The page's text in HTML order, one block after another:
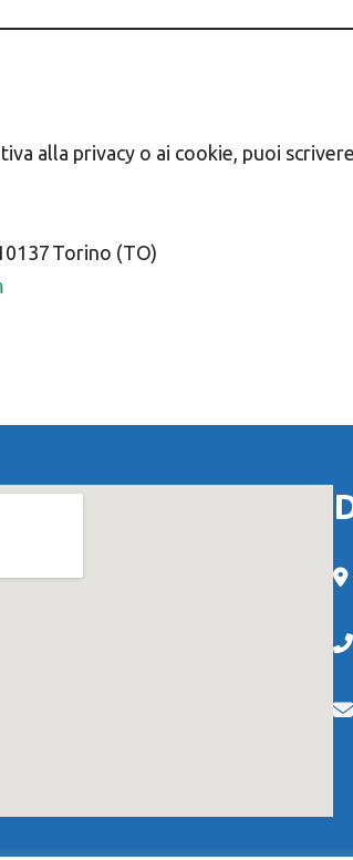
alla privacy o ai cookie, puoi
Torino (TO)